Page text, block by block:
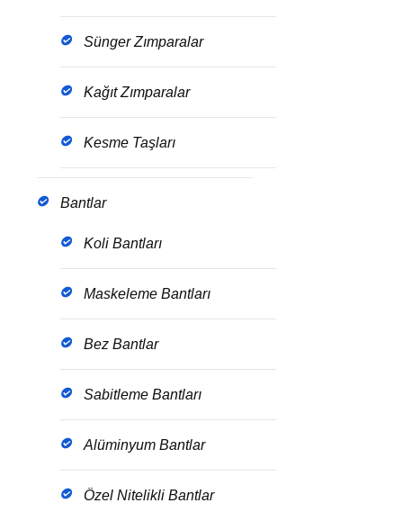
Sünger Zımparalar
Kağıt Zımparalar
Kesme Taşları
Bantlar
Koli Bantları
Maskeleme Bantları
Bez Bantlar
Sabitleme Bantları
Alüminyum Bantlar
Özel Nitelikli Bantlar